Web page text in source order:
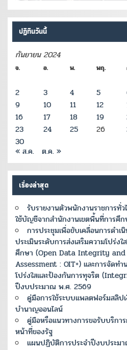
ปฏิทินวันนี้
กันยายน 2024
จ. อ. พ. พฤ.
2
3 4 5
9
10 11 12
16
17 18 19
23
24 25 26
30
« ส.ค. ต.ค. »
เรื่องล่าสุด
รับรายงานตัวพนักงานราชการ
ใช้บัญชีจากสำนักงานเขตพื้นที่การศึ
การประชุมเพื่อขับเคลื่อนการดำเ
ประเมินระดับการส่งเสริมความโปร่ง
ศึกษา (Open Data Integrity
Assessment : OIT+) และการจัดทำ
โปร่งใสและป้องกันการทุจริต
ปีงบประมาณ พ.ศ. 2569
คู่มือการใช้ระบบแพลตฟอร์มสลิป
บำนาญออนไลน์
คู่มือหรือแนวทางการขอรับบริกา
หน้าที่ของรัฐ
แผนปฏิบัติการประจำปีงบประม